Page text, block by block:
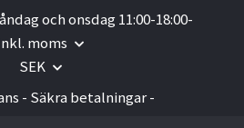
och onsdag 11:00-18:00-
moms
SEK
- Säkra betalningar -